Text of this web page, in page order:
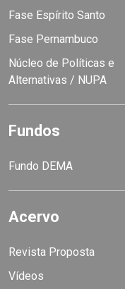
Fase Espírito Santo
Fase Pernambuco
Núcleo de Políticas e
Alternativas / NUPA
Fundos
Fundo DEMA
Acervo
Revista Proposta
Vídeos